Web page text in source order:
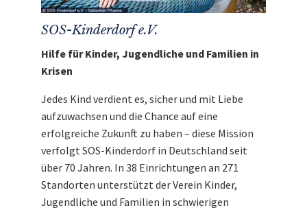
SOS-Kinderdorf e.V.
Hilfe für Kinder, Jugendliche und Familien in
Krisen
Jedes Kind verdient es, sicher und mit Liebe
aufzuwachsen und die Chance auf eine
erfolgreiche Zukunft zu haben – diese Mission
verfolgt SOS-Kinderdorf in Deutschland seit
über 70 Jahren. In 38 Einrichtungen an 271
Standorten unterstützt der Verein Kinder,
Jugendliche und Familien in schwierigen